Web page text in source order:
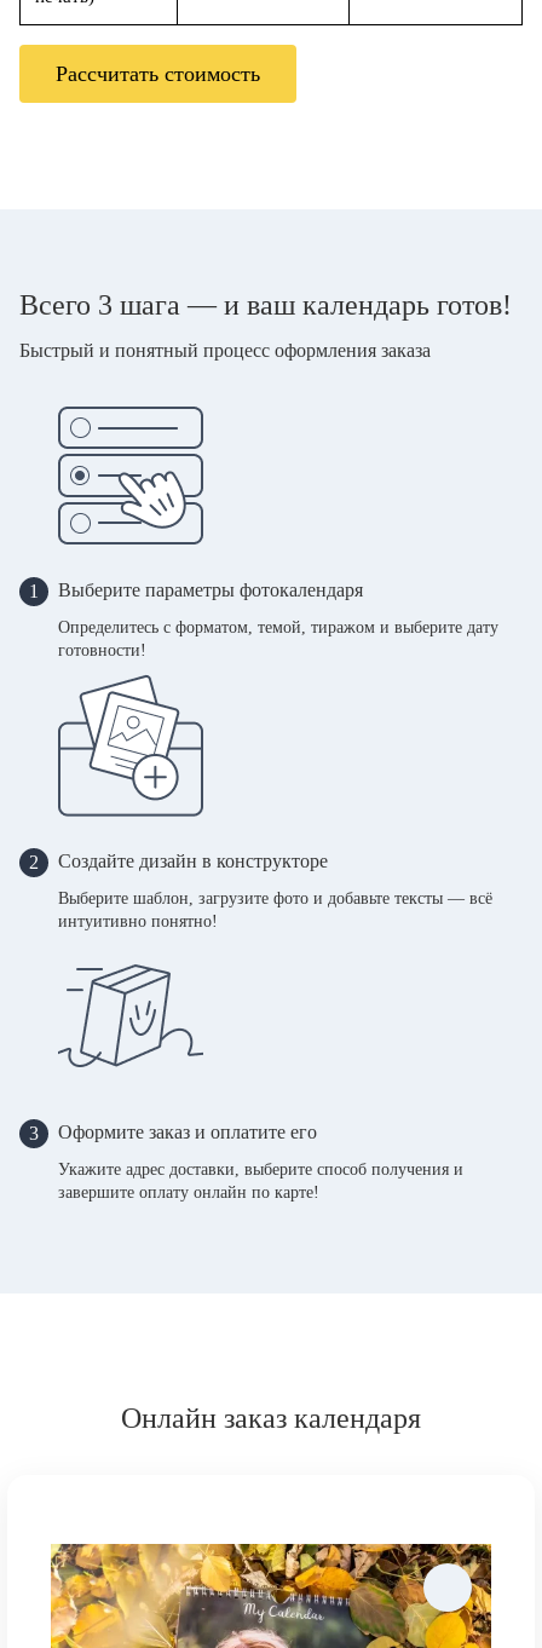
Рассчитать стоимость
Всего 3 шага — и ваш календарь готов!
Быстрый и понятный процесс оформления заказа
1 Выберите параметры фотокалендаря
Определитесь с форматом, темой, тиражом и выберите дату
готовности!
2 Создайте дизайн в конструкторе
Выберите шаблон, загрузите фото и добавьте тексты — всё
интуитивно понятно!
3 Оформите заказ и оплатите его
Укажите адрес доставки, выберите способ получения и
завершите оплату онлайн по карте!
Онлайн заказ календаря